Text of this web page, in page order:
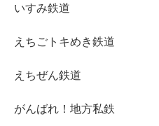
いすみ鉄道
えちごトキめき鉄道
えちぜん鉄道
がんばれ！地方私鉄